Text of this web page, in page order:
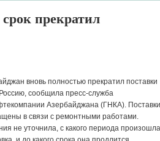
прекратил
вновь полностью прекратил поставки
сообщила пресс-служба
Азербайджана (ГНКА). Поставки
в связи с ремонтными работами.
не уточнила, с какого периода произошла